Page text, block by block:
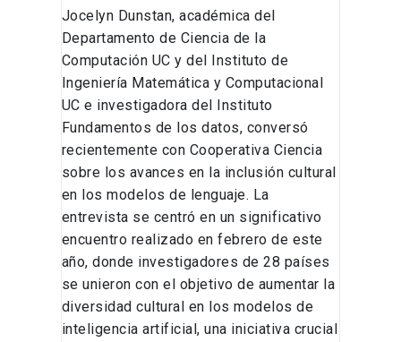
Jocelyn Dunstan, académica del
Departamento de Ciencia de la
Computación UC y del Instituto de
Ingeniería Matemática y Computacional
UC e investigadora del Instituto
Fundamentos de los datos, conversó
recientemente con Cooperativa Ciencia
sobre los avances en la inclusión cultural
en los modelos de lenguaje. La
entrevista se centró en un significativo
encuentro realizado en febrero de este
año, donde investigadores de 28 países
se unieron con el objetivo de aumentar la
diversidad cultural en los modelos de
inteligencia artificial, una iniciativa crucial